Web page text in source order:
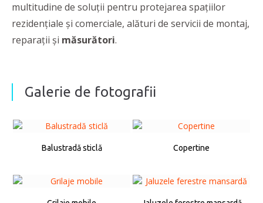
multitudine de soluții pentru protejarea spațiilor
rezidențiale și comerciale, alături de servicii de montaj,
reparații și măsurători.
Galerie de fotografii
Balustradă sticlă Copertine